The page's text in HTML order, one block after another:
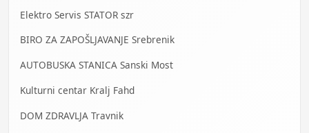
Elektro Servis STATOR szr
BIRO ZA ZAPOŠLJAVANJE Srebrenik
AUTOBUSKA STANICA Sanski Most
Kulturni centar Kralj Fahd
DOM ZDRAVLJA Travnik